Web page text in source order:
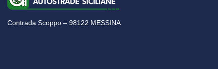
Contrada Scoppo – 98122 MESSINA